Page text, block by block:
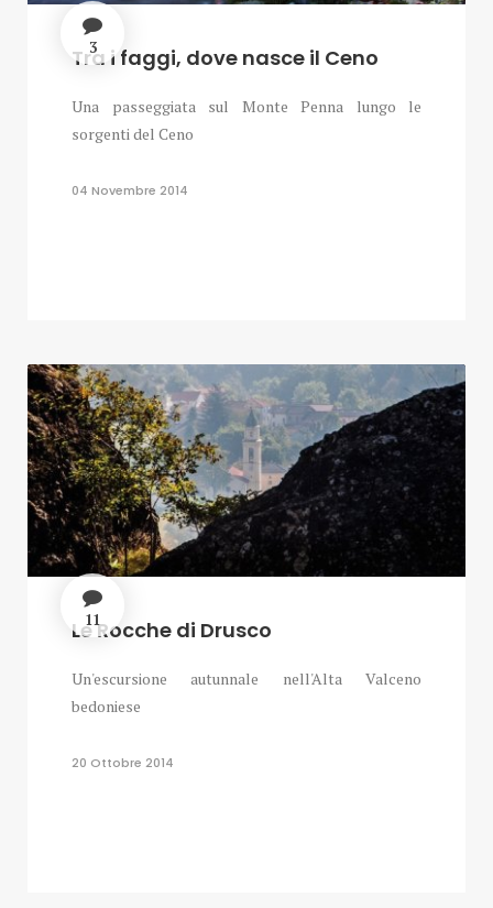
3
Tra i faggi, dove nasce il Ceno
Una passeggiata sul Monte Penna lungo le
sorgenti del Ceno
04 Novembre 2014
11
Le Rocche di Drusco
Un'escursione autunnale nell'Alta Valceno
bedoniese
20 Ottobre 2014